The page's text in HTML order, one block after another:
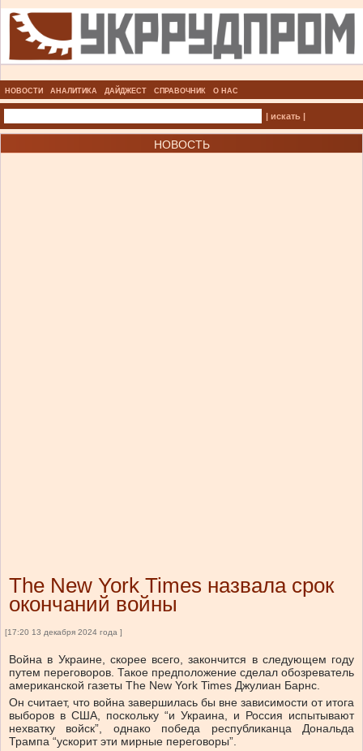
НОВОСТИ АНАЛИТИКА ДАЙДЖЕСТ СПРАВОЧНИК О НАС
| искать |
НОВОСТЬ
The New York Times назвала срок
окончаний войны
[17:20 13 декабря 2024 года ]
Война в Украине, скорее всего, закончится в следующем году
путем переговоров. Такое предположение сделал обозреватель
американской газеты The New York Times Джулиан Барнс.
Он считает, что война завершилась бы вне зависимости от итога
выборов в США, поскольку “и Украина, и Россия испытывают
нехватку войск”, однако победа республиканца Дональда
Трампа “ускорит эти мирные переговоры”.